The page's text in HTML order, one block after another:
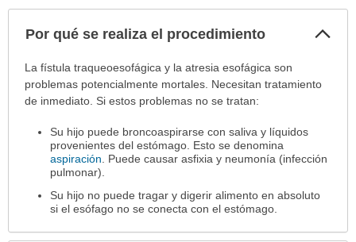
Por qué se realiza el procedimiento
Por
qué
procedimiento
extendido.
La fístula traqueoesofágica y la atresia esofágica son
problemas potencialmente mortales. Necesitan tratamiento
de inmediato. Si estos problemas no se tratan:
Su hijo puede broncoaspirarse con saliva y líquidos
provenientes del estómago. Esto se denomina
aspiración. Puede causar asfixia y neumonía (infección
pulmonar).
Su hijo no puede tragar y digerir alimento en absoluto
si el esófago no se conecta con el estómago.